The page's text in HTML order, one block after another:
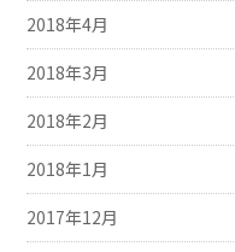
2018年4月
2018年3月
2018年2月
2018年1月
2017年12月